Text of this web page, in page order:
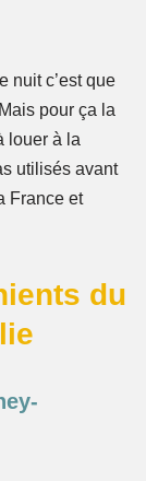
nuit c’est que
pour ça la
louer à la
utilisés avant
France et
du